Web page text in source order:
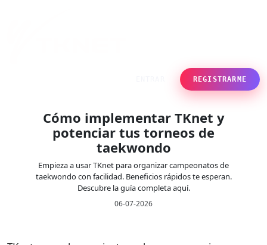
REGISTRARME
Cómo implementar TKnet y
potenciar tus torneos de
taekwondo
Empieza a usar TKnet para organizar campeonatos de
taekwondo con facilidad. Beneficios rápidos te esperan.
Descubre la guía completa aquí.
06-07-2026